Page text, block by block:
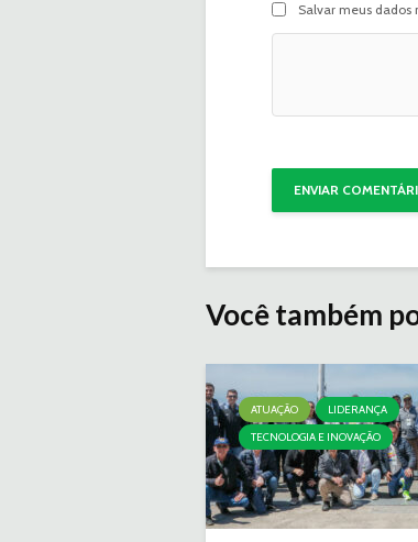
Salvar meus
Você também
ATUAÇÃO
LIDERANÇA
TECNOLOGIA E INOVAÇÃO